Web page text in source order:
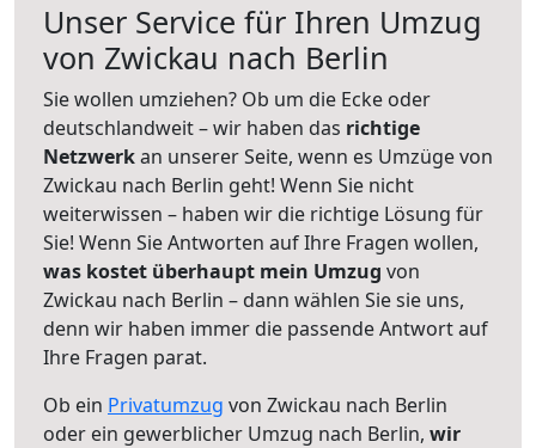
Unser Service für Ihren Umzug
von Zwickau nach Berlin
Sie wollen umziehen? Ob um die Ecke oder
deutschlandweit – wir haben das richtige
Netzwerkan unserer Seite, wenn es Umzüge von
Zwickau nach Berlin geht! Wenn Sie nicht
weiterwissen – haben wir die richtige Lösung für
Sie! Wenn Sie Antworten auf Ihre Fragen wollen,
was kostet überhaupt mein Umzug von
Zwickau nach Berlin – dann wählen Sie sie uns,
denn wir haben immer die passende Antwort auf
Ihre Fragen parat.
Ob ein Privatumzug von Zwickau nach Berlin
oder ein gewerblicher Umzug nach Berlin, wir